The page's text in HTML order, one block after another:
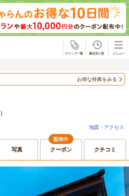
お得な特典をみる
)
地図・アクセス
写真
配布中
クーポン クチコミ